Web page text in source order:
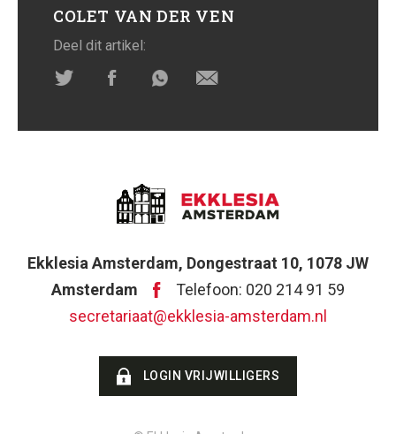
COLET VAN DER VEN
Deel dit artikel:
Ekklesia Amsterdam, Dongestraat 10, 1078 JW
Amsterdam
Telefoon: 020 214 91 59
secretariaat@ekklesia-amsterdam.nl
LOGIN VRIJWILLIGERS